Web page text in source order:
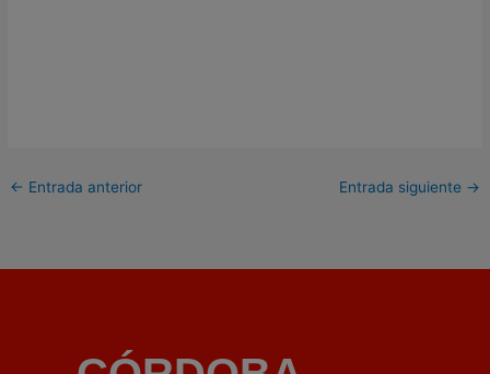
← Entrada anterior Entrada siguiente →